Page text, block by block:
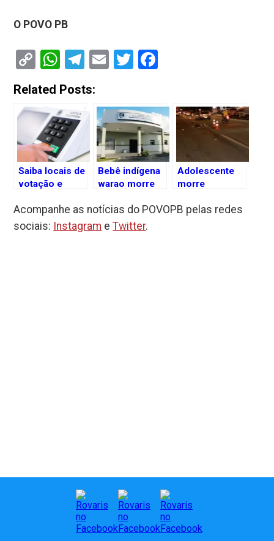
O POVO PB
Copy
Link
WhatsApp
Telegram
EmailTwitter
Related Posts:
Saiba locais de
votação e
eleição para
em João
Bebê indígena
warao morre
Pessoa com
sinais de
Adolescente
morre
tentar
Acompanhe as notícias do POVOPB pelas redes
sociais: Instagram eTwitter.